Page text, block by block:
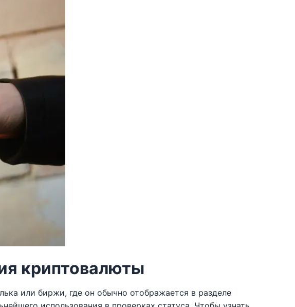
криптовалюты
или биржи, где он обычно отображается в разделе